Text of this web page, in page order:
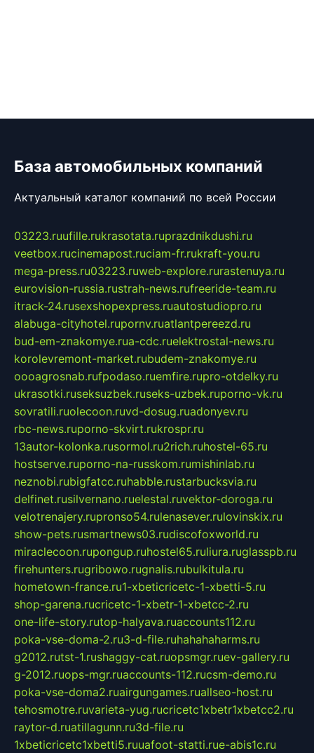
База автомобильных компаний
Актуальный каталог компаний по всей России
03223.ruufille.rukrasotata.ruprazdnikdushi.ru
veetbox.rucinemapost.ruciam-fr.rukraft-you.ru
mega-press.ru03223.ruweb-explore.rurastenuya.ru
eurovision-russia.rustrah-news.rufreeride-team.ru
itrack-24.rusexshopexpress.ruautostudiopro.ru
alabuga-cityhotel.rupornv.ruatlantpereezd.ru
bud-em-znakomye.rua-cdc.ruelektrostal-news.ru
korolevremont-market.rubudem-znakomye.ru
oooagrosnab.rufpodaso.ruemfire.rupro-otdelky.ru
ukrasotki.ruseksuzbek.ruseks-uzbek.ruporno-vk.ru
sovratili.ruolecoon.ruvd-dosug.ruadonyev.ru
rbc-news.ruporno-skvirt.rukrospr.ru
13autor-kolonka.rusormol.ru2rich.ruhostel-65.ru
hostserve.ruporno-na-russkom.rumishinlab.ru
neznobi.rubigfatcc.ruhabble.rustarbucksvia.ru
delfinet.rusilvernano.ruelestal.ruvektor-doroga.ru
velotrenajery.rupronso54.rulenasever.rulovinskix.ru
show-pets.rusmartnews03.rudiscofoxworld.ru
miraclecoon.rupongup.ruhostel65.ruliura.ruglasspb.ru
firehunters.rugribowo.rugnalis.rubulkitula.ru
hometown-france.ru1-xbeticricetc-1-xbetti-5.ru
shop-garena.rucricetc-1-xbetr-1-xbetcc-2.ru
one-life-story.rutop-halyava.ruaccounts112.ru
poka-vse-doma-2.ru3-d-file.ruhahahaharms.ru
g2012.rutst-1.rushaggy-cat.ruopsmgr.ruev-gallery.ru
g-2012.ruops-mgr.ruaccounts-112.rucsm-demo.ru
poka-vse-doma2.ruairgungames.ruallseo-host.ru
tehosmotre.ruvarieta-yug.rucricetc1xbetr1xbetcc2.ru
raytor-d.ruatillagunn.ru3d-file.ru
1xbeticricetc1xbetti5.ruuafoot-statti.rue-abis1c.ru